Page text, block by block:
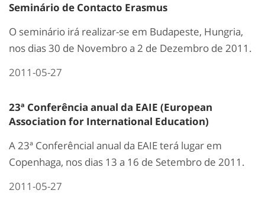
Seminário de Contacto Erasmus
O seminário irá realizar-se em Budapeste, Hungria,
nos dias 30 de Novembro a 2 de Dezembro de 2011.
2011-05-27
23ª Conferência anual da EAIE (European
Association for International Education)
A 23ª Conferêncial anual da EAIE terá lugar em
Copenhaga, nos dias 13 a 16 de Setembro de 2011.
2011-05-27